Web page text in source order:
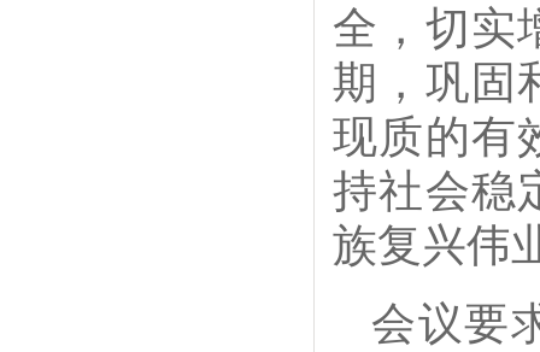
全，切实
期，巩固
现质的有
持社会稳
族复兴伟
会议要